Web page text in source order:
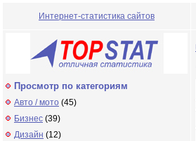
Интернет-статистика сайтов
Просмотр по категориям
Авто / мото (45)
Бизнес (39)
Дизайн (12)